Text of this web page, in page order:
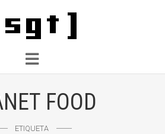
FOOD
ETIQUETA